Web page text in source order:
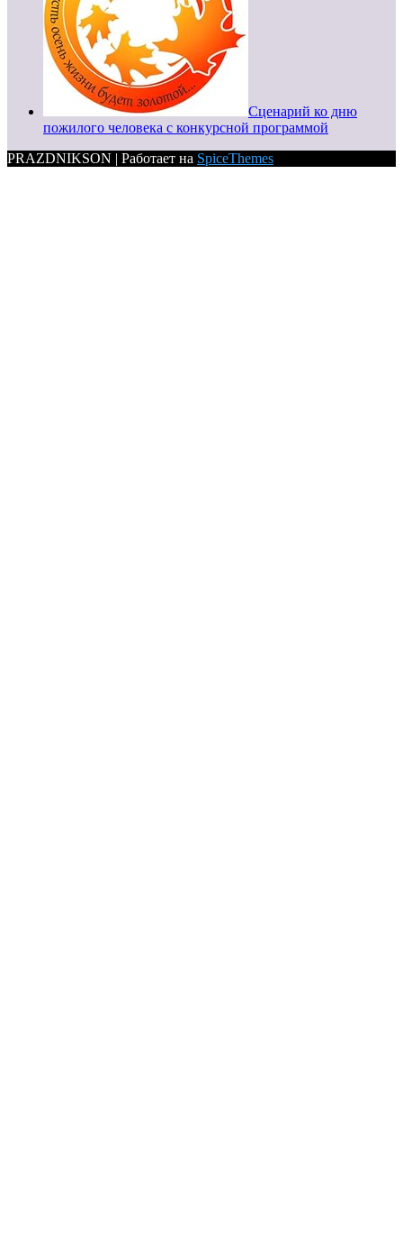
Сценарий ко дню
пожилого человека с конкурсной программой
PRAZDNIKSON | Работает на SpiceThemes